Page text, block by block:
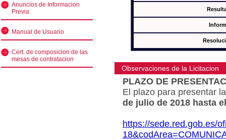
Anuncios de Informacion
Previa
Manual de Usuario
Cert. de composicion de las
mesas de contratacion
Observaciones de la Licitacion
PLAZO DE
El plazo para presentar
de julio de 2018 hasta
https://sede.red.gob.es/